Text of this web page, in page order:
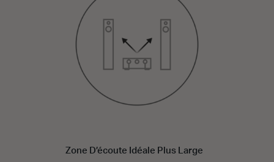
Zone D’écoute Idéale Plus Large